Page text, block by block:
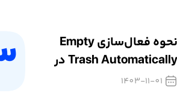
نحوه فعال‌سازی Empty
Trash Automatically در
مک1403-11-01